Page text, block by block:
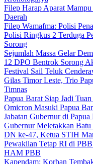
Filep Harap Aparat
Daerah
Filep Wamafma: Polisi
Polisi Ringkus 2 Terduga
Sorong
Sejumlah Massa Gelar
12 DPO Bentrok Sorong
Festival Sail Teluk
Gilas Timor Leste, Trio
Timnas
Papua Barat Siap Jadi
Omicron Masuki Papua
Jabatan Gubernur di
Gubernur Meletakkan
DN ke-47, Ketua STIH
Pewakilan Tetap RI di
HAM PBB
Kapendam: Korban